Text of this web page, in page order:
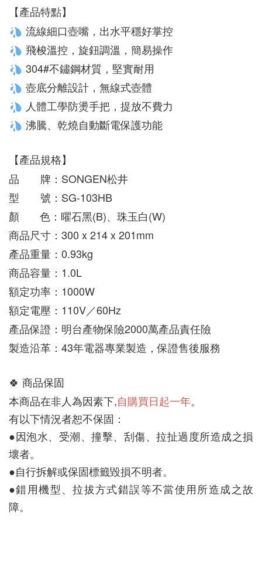
【產品特點】
流線細口壺嘴，出水平穩好掌控
飛梭溫控，旋鈕調溫，簡易操作
304#不鏽鋼材質，堅實耐用
壺底分離設計，無線式壺體
人體工學防燙手把，提放不費力
沸騰、乾燒自動斷電保護功能
【產品規格】
品　　牌：SONGEN松井
型　　號：SG-103HB
顏       色：曜石黑(B)、珠玉白(W)
商品尺寸：300 x 214 x 201mm
產品重量：0.93kg
商品容量：1.0L
額定功率：1000W
額定電壓：110V／60Hz
產品保證：明台產物保險2000萬產品責任險
製造沿革：43年電器專業製造，保證售後服務
🍀 商品保固
本商品在非人為因素下,自購買日起一年。
有以下情況者恕不保固：
●因泡水、受潮、撞擊、刮傷、拉扯過度所造成之損
壞者。
●自行拆解或保固標籤毀損不明者。
●錯用機型、拉拔方式錯誤等不當使用所造成之故
障。